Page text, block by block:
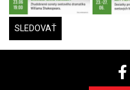
SLEDOVAŤ